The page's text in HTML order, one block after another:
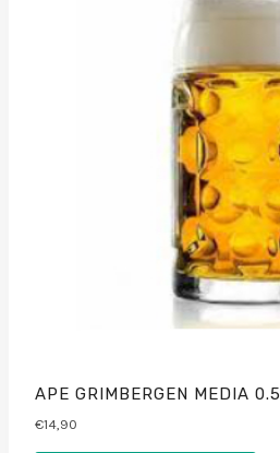
APE GRIMBERGEN MEDIA 0.5
€14,90